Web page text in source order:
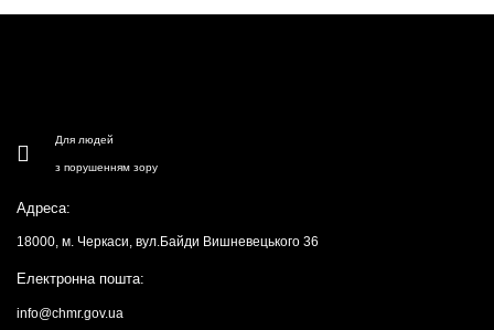
Для людей
з порушенням зору
Адреса:
18000, м. Черкаси, вул.Байди Вишневецького 36
Електронна пошта:
info@chmr.gov.ua